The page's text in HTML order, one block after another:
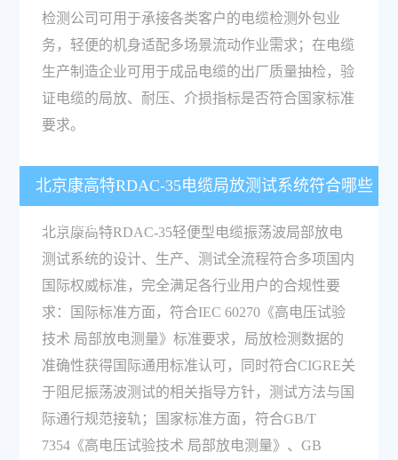
检测公司可用于承接各类客户的电缆检测外包业
务，轻便的机身适配多场景流动作业需求；在电缆
生产制造企业可用于成品电缆的出厂质量抽检，验
证电缆的局放、耐压、介损指标是否符合国家标准
要求。
北京康高特RDAC-35电缆局放测试系统符合哪些
行业标准？
北京康高特RDAC-35轻便型电缆振荡波局部放电
测试系统的设计、生产、测试全流程符合多项国内
国际权威标准，完全满足各行业用户的合规性要
求：国际标准方面，符合IEC 60270《高电压试验
技术 局部放电测量》标准要求，局放检测数据的
准确性获得国际通用标准认可，同时符合CIGRE关
于阻尼振荡波测试的相关指导方针，测试方法与国
际通行规范接轨；国家标准方面，符合GB/T
7354《高电压试验技术 局部放电测量》、GB